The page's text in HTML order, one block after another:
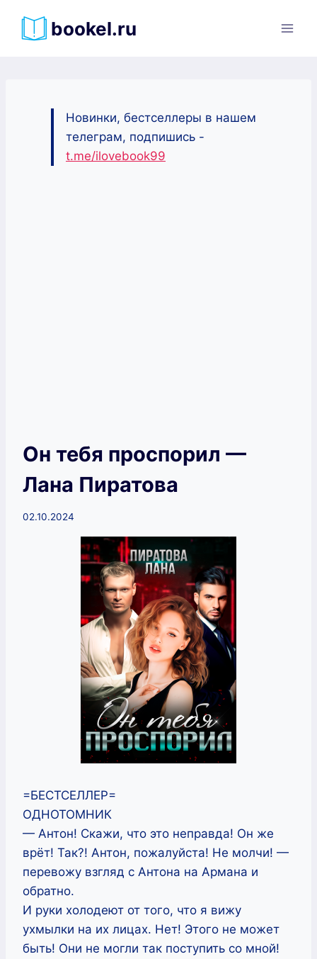
bookel.ru
Новинки, бестселлеры в нашем
телеграм, подпишись -
t.me/ilovebook99
Он тебя проспорил —
Лана Пиратова
02.10.2024
=БЕСТСЕЛЛЕР=
ОДНОТОМНИК
— Антон! Скажи, что это неправда! Он же
врёт! Так?! Антон, пожалуйста! Не молчи! —
перевожу взгляд с Антона на Армана и
обратно.
И руки холодеют от того, что я вижу
ухмылки на их лицах. Нет! Этого не может
быть! Они не могли так поступить со мной!